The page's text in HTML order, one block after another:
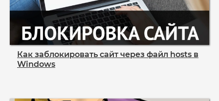
Как заблокировать сайт через файл hosts в
Windows